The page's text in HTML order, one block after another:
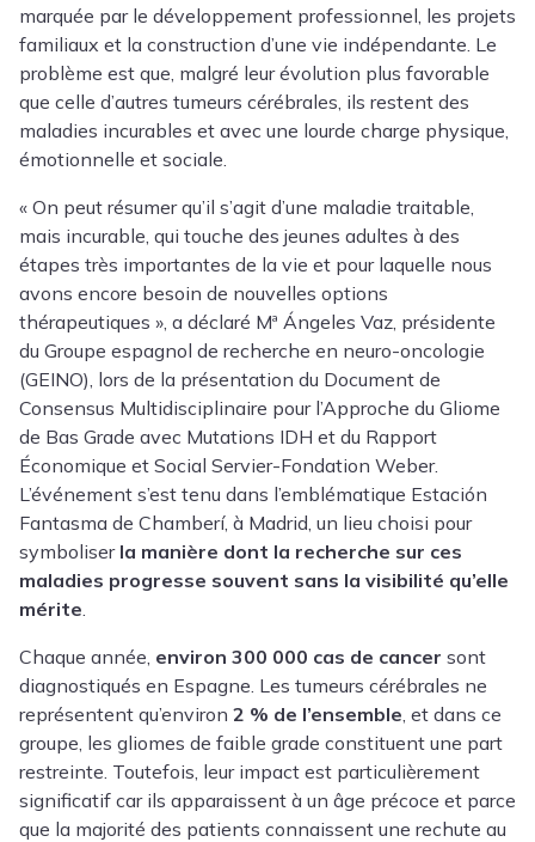
marquée par le développement professionnel, les projets
familiaux et la construction d’une vie indépendante. Le
problème est que, malgré leur évolution plus favorable
que celle d’autres tumeurs cérébrales, ils restent des
maladies incurables et avec une lourde charge physique,
émotionnelle et sociale.
« On peut résumer qu’il s’agit d’une maladie traitable,
mais incurable, qui touche des jeunes adultes à des
étapes très importantes de la vie et pour laquelle nous
avons encore besoin de nouvelles options
thérapeutiques », a déclaré Mª Ángeles Vaz , présidente
du Groupe espagnol de recherche en neuro-oncologie
(GEINO), lors de la présentation du Document de
Consensus Multidisciplinaire pour l’Approche du Gliome
de Bas Grade avec Mutations IDH et du Rapport
Économique et Social Servier-Fondation Weber.
L’événement s’est tenu dans l’emblématique Estación
Fantasma de Chamberí, à Madrid, un lieu choisi pour
symboliser la manière dont la recherche sur ces
maladies progresse souvent sans la visibilité qu’elle
mérite
Chaque année, environ 300 000 cas de cancer sont
diagnostiqués en Espagne. Les tumeurs cérébrales ne
représentent qu’environ 2 % de l’ensemble , et dans ce
groupe, les gliomes de faible grade constituent une part
restreinte. Toutefois, leur impact est particulièrement
significatif car ils apparaissent à un âge précoce et parce
que la majorité des patients connaissent une rechute au